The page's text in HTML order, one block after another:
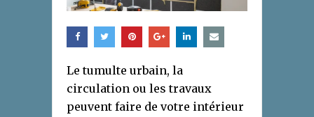
Le tumulte urbain, la
circulation ou les travaux
peuvent faire de votre intérieur